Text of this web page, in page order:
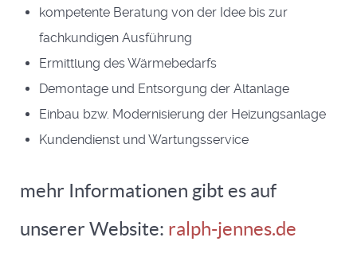
kompetente Beratung von der Idee bis zur
fachkundigen Ausführung
Ermittlung des Wärmebedarfs
Demontage und Entsorgung der Altanlage
Einbau bzw. Modernisierung der Heizungsanlage
Kundendienst und Wartungsservice
mehr Informationen gibt es auf
unserer Website: ralph-jennes.de